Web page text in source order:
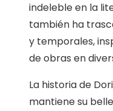
indeleble en la
también ha
y temporales,
de obras en
La historia de
mantiene su